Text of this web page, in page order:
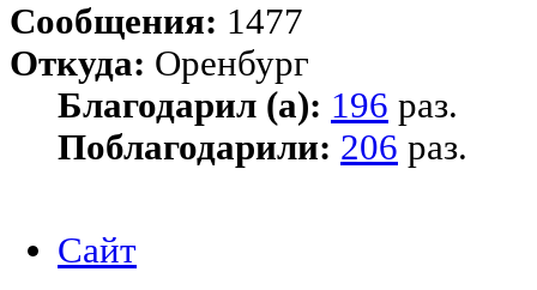
Сообщения: 1477
Откуда: Оренбург
Благодарил (а): 196 раз.
Поблагодарили: 206 раз.
Сайт